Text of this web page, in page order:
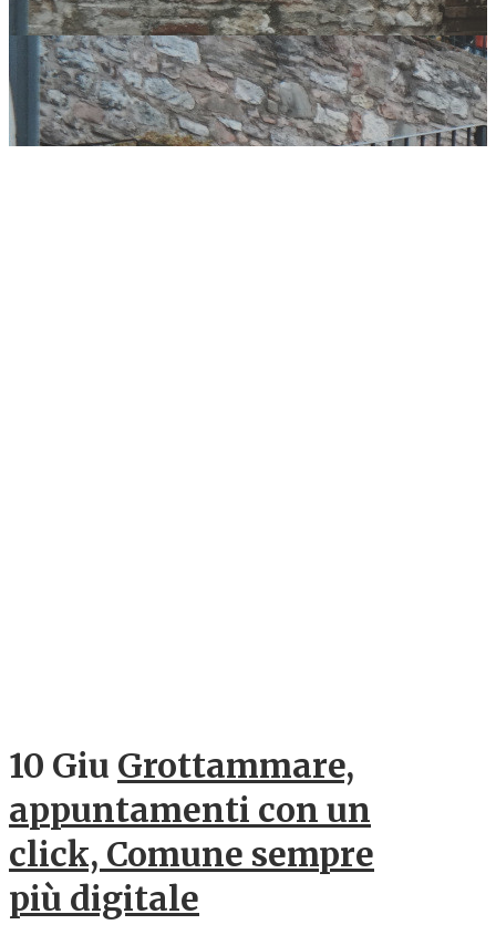
10 Giu Grottammare,
appuntamenti con un
click, Comune sempre
più digitale